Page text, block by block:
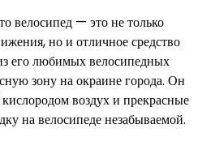
велосипед — это не только
но и отличное средство
его любимых велосипедных
зону на окраине города. Он
воздух и прекрасные
на велосипеде незабываемой.